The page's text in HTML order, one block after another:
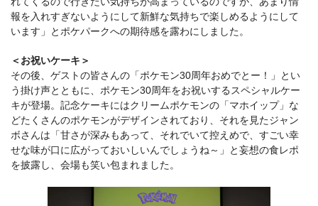
報を入れすぎないようにして新鮮な気持ちで楽しめるようにして
います」とポケパークへの期待感を露わにしました。
＜お祝いケーキ＞
その後、ゲストの皆さんの「ポケモン30周年おめでとー！」とい
う掛け声とともに、ポケモン30周年をお祝いするスペシャルケー
キが登場。記念ケーキにはクリームポケモンの「マホイップ」な
どたくさんのポケモンがデザインされており、それを見たジャン
ボさんは「甘さが深みもあって、それでいて控えめで、すごい幸
せな味が口に広がっておいしいんでしょうね～」と妄想の食レポ
を披露し、会場も笑い包まれました。